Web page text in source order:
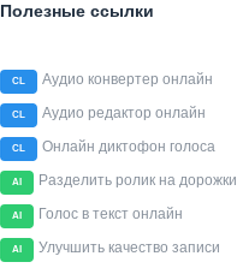
Полезные ссылки
CL Аудио конвертер онлайн
CL Аудио редактор онлайн
CL Онлайн диктофон голоса
AI Разделить ролик на дорожки
AI Голос в текст онлайн
AI Улучшить качество записи